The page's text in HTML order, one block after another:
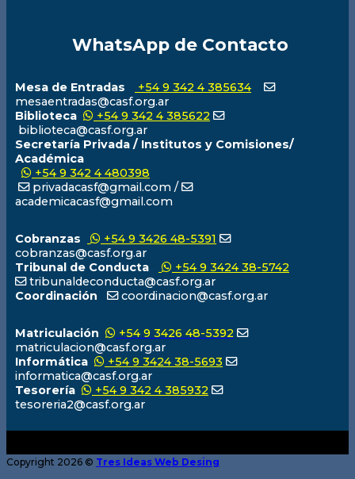
WhatsApp de Contacto
Mesa de Entradas
+54 9 342 4 385634
mesaentradas@casf.org.ar
Biblioteca
+54 9 342 4 385622
biblioteca@casf.org.ar
Secretaría Privada / Institutos y Comisiones/
Académica
+54 9 342 4 480398
privadacasf@gmail.com /
academicacasf@gmail.com
Cobranzas
+54 9 3426 48-5391
cobranzas@casf.org.ar
Tribunal de Conducta
+54 9 3424 38-5742
tribunaldeconducta@casf.org.ar
Coordinación
coordinacion@casf.org.ar
Matriculación
+54 9 3426 48-5392
matriculacion@casf.org.ar
Informática
+54 9 3424 38-5693
informatica@casf.org.ar
Tesorería
+54 9 342 4 385932
tesoreria2@casf.org.ar
Copyright 2026 © Tres Ideas Web Desing